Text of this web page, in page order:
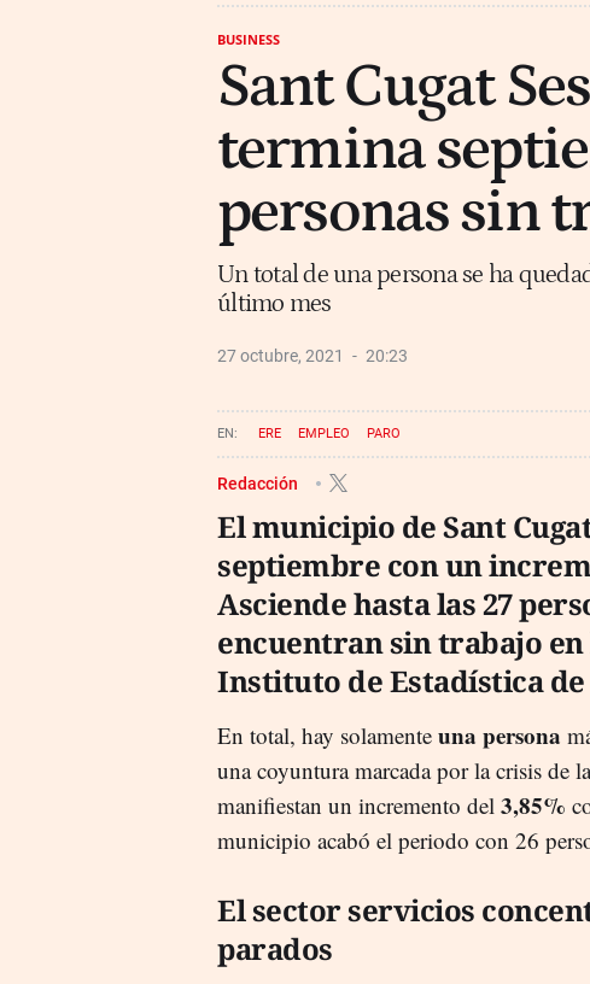
BUSINESS
Sant Cugat
termina
personas sin
Un total de una persona se ha
último mes
27 octubre, 2021 20:23
ERE EMPLEO PARO
Redacción
El municipio de Sant
septiembre con un
Asciende hasta las 27
encuentran sin trabajo
Instituto de Estadística
En total, hay solamente una persona
una coyuntura marcada por la crisis de
manifiestan un incremento del 3,85%
municipio acabó el periodo con 26
El sector servicios
parados